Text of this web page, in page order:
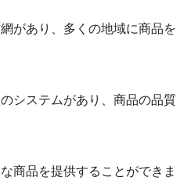
があり、多くの地域に商品を
システムがあり、商品の品質
商品を提供することができま